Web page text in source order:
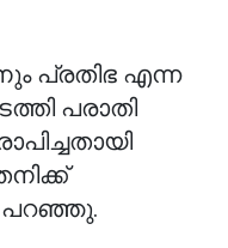
പ്രതിഭ എന്ന
പരാതി
പറഞ്ഞു.